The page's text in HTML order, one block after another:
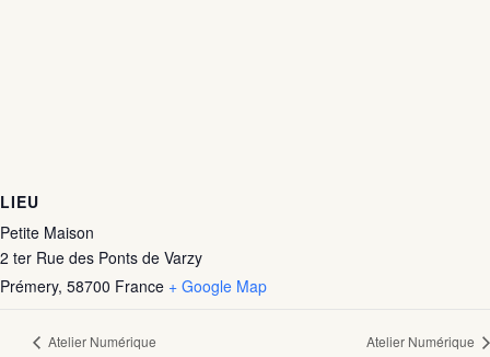
LIEU
Petite Maison
2 ter Rue des Ponts de Varzy
Prémery, 58700 France + Google Map
Atelier Numérique Atelier Numérique